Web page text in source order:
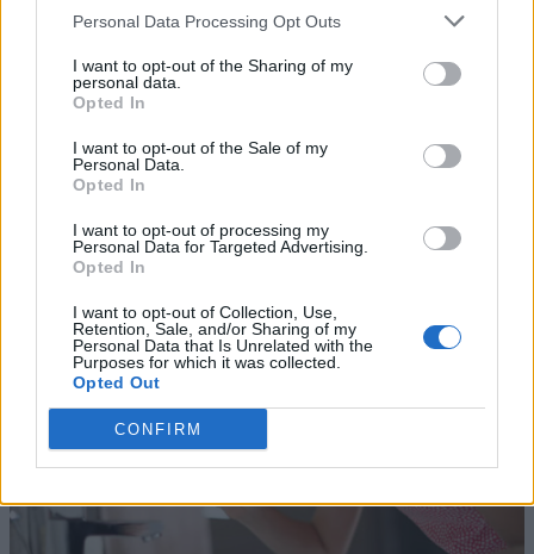
Personal Data Processing Opt Outs
I want to opt-out of the Sharing of my
personal data.
Opted In
I want to opt-out of the Sale of my
Personal Data.
Opted In
I want to opt-out of processing my
Personal Data for Targeted Advertising.
Opted In
I want to opt-out of Collection, Use,
Retention, Sale, and/or Sharing of my
Personal Data that Is Unrelated with the
Purposes for which it was collected.
Opted Out
CONFIRM